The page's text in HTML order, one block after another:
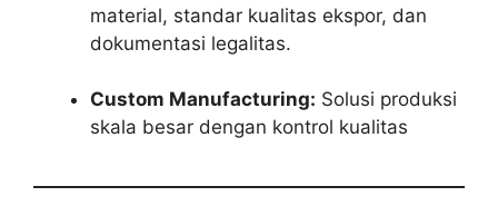
material, standar kualitas ekspor, dan
dokumentasi legalitas.
Custom Manufacturing: Solusi produksi
skala besar dengan kontrol kualitas